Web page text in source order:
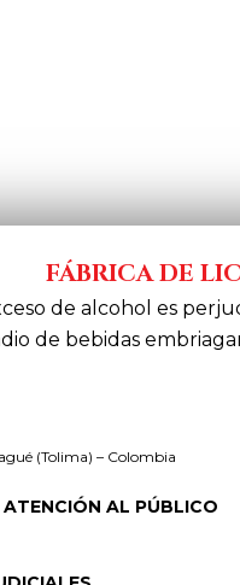
FÁBRICA DE
de alcohol es
de bebidas
(Tolima) – Colombia
AL PÚBLICO